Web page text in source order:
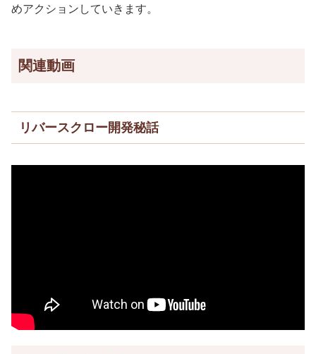
めアクションしていきます。
関連動画
リバースクロー開発秘話